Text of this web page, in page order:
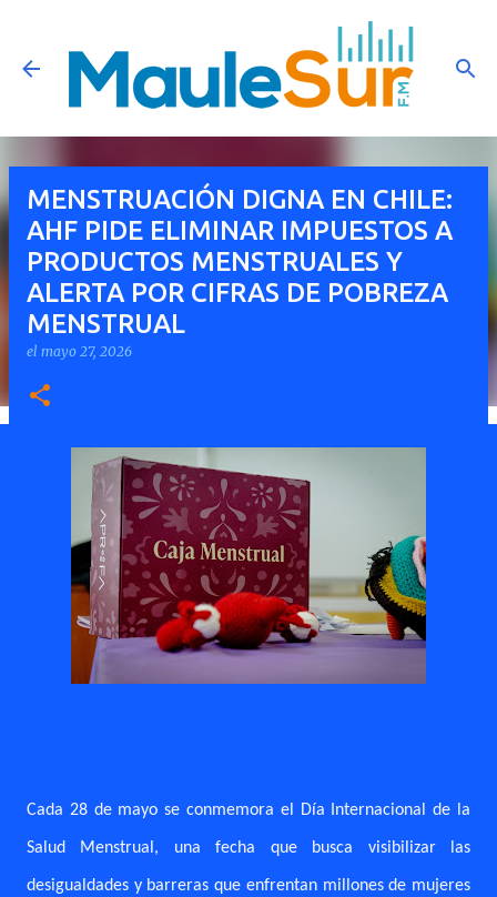
Ir al contenido principal
MENSTRUACIÓN DIGNA EN CHILE:
AHF PIDE ELIMINAR IMPUESTOS A
PRODUCTOS MENSTRUALES Y
ALERTA POR CIFRAS DE POBREZA
MENSTRUAL
el mayo 27, 2026
Cada 28 de mayo se conmemora el Día Internacional de la
Salud Menstrual, una fecha que busca visibilizar las
desigualdades y barreras que enfrentan millones de mujeres